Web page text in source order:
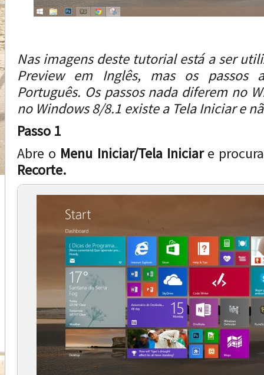
Nas imagens deste tutorial está a ser
Preview em Inglês, mas os passos
Português. Os passos nada diferem no
no Windows 8/8.1 existe a Tela Iniciar e
Passo 1
Abre o Menu Iniciar/Tela Iniciare
Recorte.